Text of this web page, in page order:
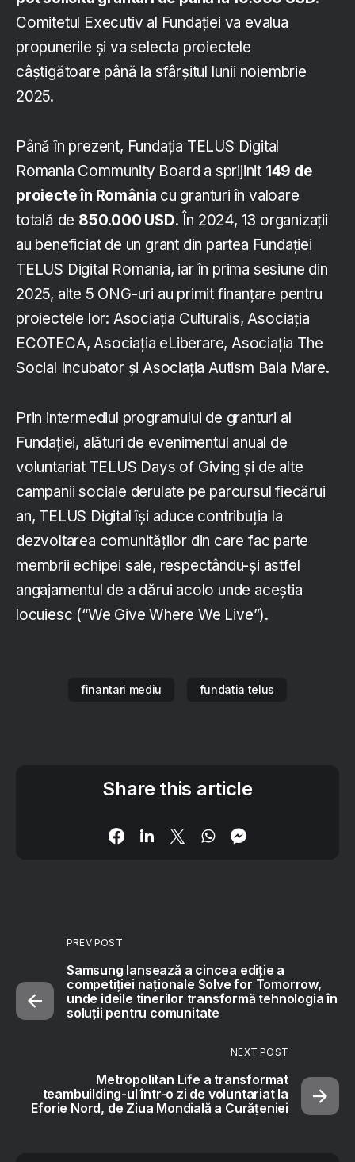
Comitetul Executiv al Fundației va evalua
propunerile și va selecta proiectele
câștigătoare până la sfârșitul lunii noiembrie
2025.
Până în prezent, Fundația TELUS Digital
Romania Community Board a sprijinit 149 de
proiecte în România cu granturi în valoare
totală de 850.000 USD. În 2024, 13 organizații
au beneficiat de un grant din partea Fundației
TELUS Digital Romania, iar în prima sesiune din
2025, alte 5 ONG-uri au primit finanțare pentru
proiectele lor: Asociația Culturalis, Asociația
ECOTECA, Asociația eLiberare, Asociația The
Social Incubator și Asociația Autism Baia Mare.
Prin intermediul programului de granturi al
Fundației, alături de evenimentul anual de
voluntariat TELUS Days of Giving și de alte
campanii sociale derulate pe parcursul fiecărui
an, TELUS Digital își aduce contribuția la
dezvoltarea comunităților din care fac parte
membrii echipei sale, respectându-și astfel
angajamentul de a dărui acolo unde aceștia
locuiesc (“We Give Where We Live”).
finantari mediu fundatia telus
Share this article
PREV POST
Samsung lansează a cincea ediție a
competiției naționale Solve for Tomorrow,
unde ideile tinerilor transformă tehnologia în
soluții pentru comunitate
NEXT POST
Metropolitan Life a transformat
teambuilding-ul într-o zi de voluntariat la
Eforie Nord, de Ziua Mondială a Curățeniei